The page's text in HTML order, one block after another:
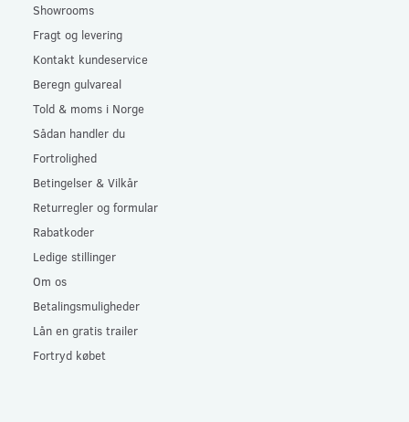
Showrooms
Fragt og levering
Kontakt kundeservice
Beregn gulvareal
Told & moms i Norge
Sådan handler du
Fortrolighed
Betingelser & Vilkår
Returregler og formular
Rabatkoder
Ledige stillinger
Om os
Betalingsmuligheder
Lån en gratis trailer
Fortryd købet